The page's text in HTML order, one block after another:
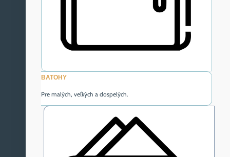
BATOHY
Pre malých, veľkých a dospelých.